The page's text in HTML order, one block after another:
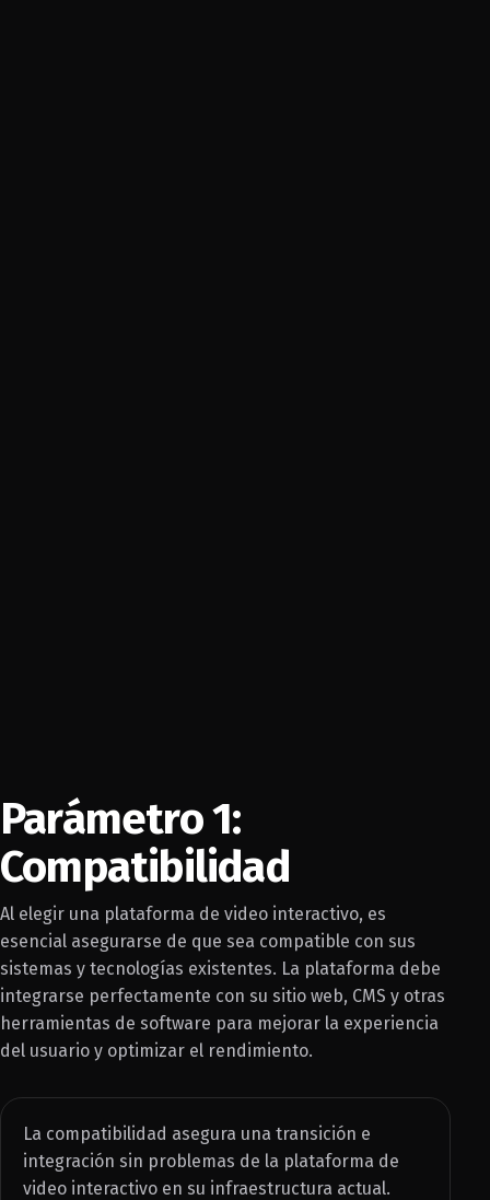
Parámetro 1:
Compatibilidad
Al elegir una plataforma de video interactivo, es
esencial asegurarse de que sea compatible con sus
sistemas y tecnologías existentes. La plataforma debe
integrarse perfectamente con su sitio web, CMS y otras
herramientas de software para mejorar la experiencia
del usuario y optimizar el rendimiento.
La compatibilidad asegura una transición e
integración sin problemas de la plataforma de
video interactivo en su infraestructura actual.